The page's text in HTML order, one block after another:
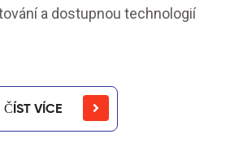
a dostupnou technologií
ČÍST VÍCE